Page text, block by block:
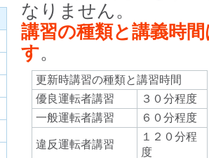
なりません。
講習の種類と講義時
す。
更新時講習の種類と講習時間
優良運転者講習
３０分程度
一般運転者講習
６０分程度
違反運転者講習
１２０分程
度